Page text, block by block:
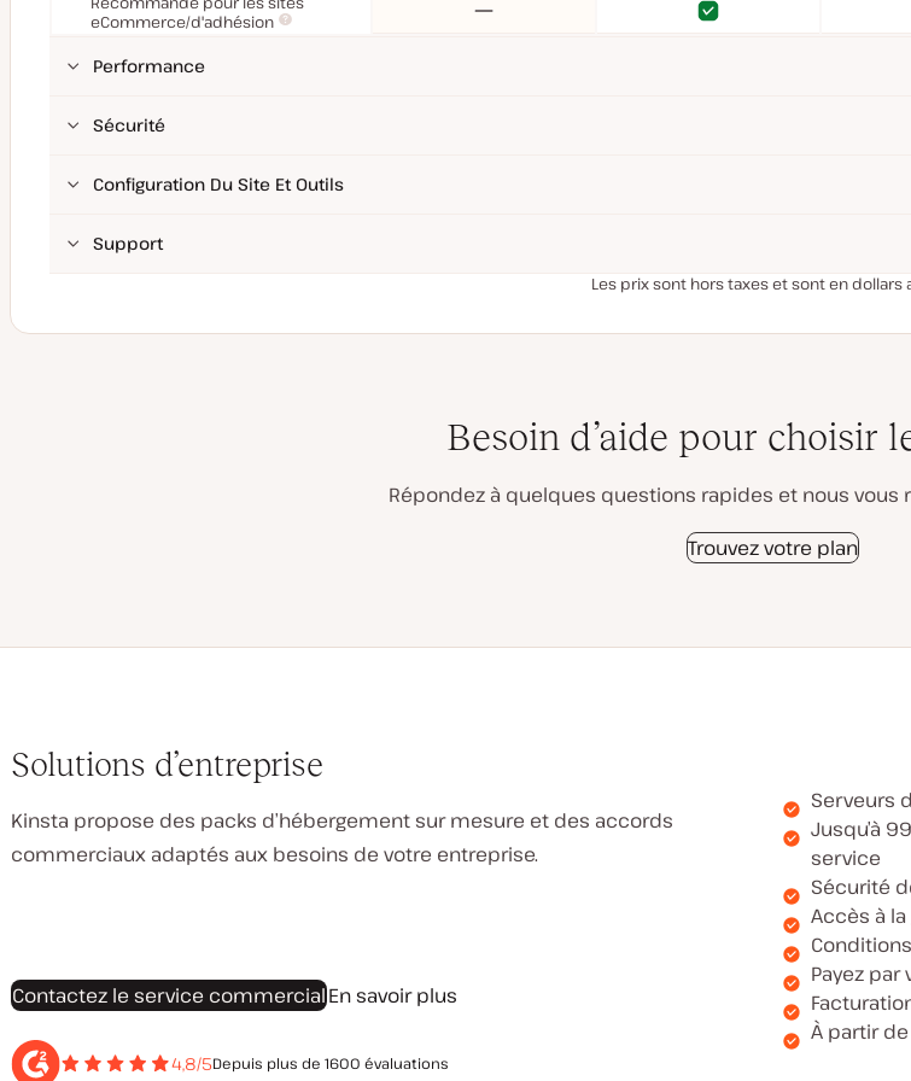
eCommerce/d'adhésion
Performance
Sécurité
Configuration Du Site Et Outils
Support
Les prix sont hors taxes et sont en dollars
Besoin d’aide pour choisir
Répondez à quelques questions rapides et nous
Trouvez votre plan
Solutions d’entreprise
Kinsta propose des packs d’hébergement sur mesure et des accords
commerciaux adaptés aux besoins de votre entreprise.
Contactez le service commercialEn savoir plus
4,8/5Depuis plus de 1600 évaluations
Serveurs
Jusqu’à
service
Sécurité
Accès à
Payez
À partir